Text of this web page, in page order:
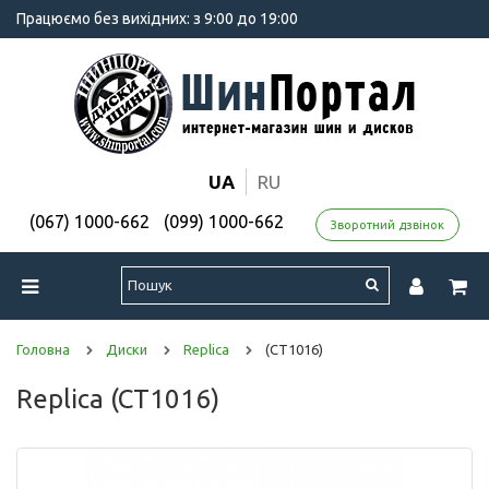
Працюємо без вихідних: з 9:00 до 19:00
UA RU
(067) 1000-662 (099) 1000-662 Зворотний дзвінок
Головна Диски Replica (CT1016)
Replica (CT1016)